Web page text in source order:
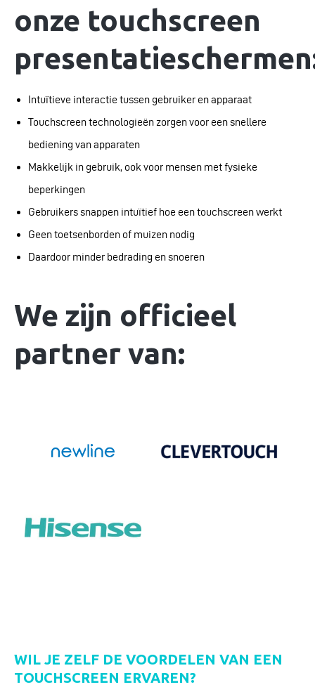
onze touchscreen
Intuïtieve interactie tussen gebruiker en apparaat
Touchscreen technologieën zorgen voor een snellere
bediening van apparaten
Makkelijk in gebruik, ook voor mensen met fysieke
beperkingen
Gebruikers snappen intuïtief hoe een touchscreen werkt
Geen toetsenborden of muizen nodig
Daardoor minder bedrading en snoeren
We zijn officieel
partner van:
WIL JE ZELF DE VOORDELEN VAN EEN
TOUCHSCREEN ERVAREN?